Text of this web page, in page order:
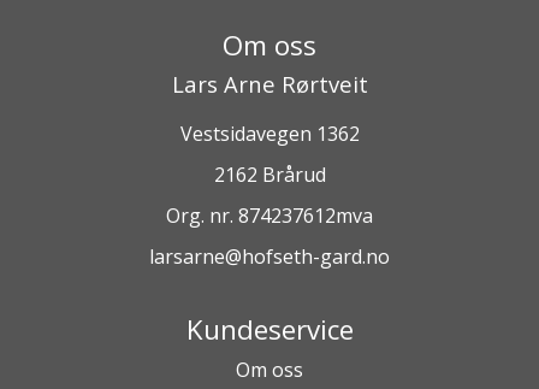
Om oss
Lars Arne Rørtveit
Vestsidavegen 1362
2162 Brårud
Org. nr. 874237612mva
larsarne@hofseth-gard.no
Kundeservice
Om oss